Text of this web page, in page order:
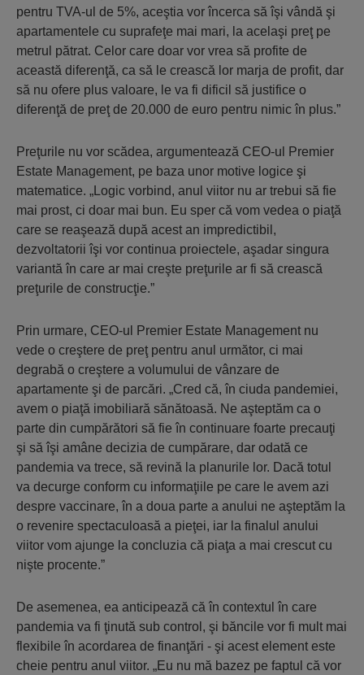
pentru TVA-ul de 5%, aceştia vor încerca să îşi vândă şi
apartamentele cu suprafeţe mai mari, la acelaşi preţ pe
metrul pătrat. Celor care doar vor vrea să profite de
această diferenţă, ca să le crească lor marja de profit, dar
să nu ofere plus valoare, le va fi dificil să justifice o
diferenţă de preţ de 20.000 de euro pentru nimic în plus.”
Preţurile nu vor scădea, argumentează CEO-ul Premier
Estate Management, pe baza unor motive logice şi
matematice. „Logic vorbind, anul viitor nu ar trebui să fie
mai prost, ci doar mai bun. Eu sper că vom vedea o piaţă
care se reaşează după acest an impredictibil,
dezvoltatorii îşi vor continua proiectele, aşadar singura
variantă în care ar mai creşte preţurile ar fi să crească
preţurile de construcţie.”
Prin urmare, CEO-ul Premier Estate Management nu
vede o creştere de preţ pentru anul următor, ci mai
degrabă o creştere a volumului de vânzare de
apartamente şi de parcări. „Cred că, în ciuda pandemiei,
avem o piaţă imobiliară sănătoasă. Ne aşteptăm ca o
parte din cumpărători să fie în continuare foarte precauţi
şi să îşi amâne decizia de cumpărare, dar odată ce
pandemia va trece, să revină la planurile lor. Dacă totul
va decurge conform cu informaţiile pe care le avem azi
despre vaccinare, în a doua parte a anului ne aşteptăm la
o revenire spectaculoasă a pieţei, iar la finalul anului
viitor vom ajunge la concluzia că piaţa a mai crescut cu
nişte procente.”
De asemenea, ea anticipează că în contextul în care
pandemia va fi ţinută sub control, şi băncile vor fi mult mai
flexibile în acordarea de finanţări - şi acest element este
cheie pentru anul viitor. „Eu nu mă bazez pe faptul că vor